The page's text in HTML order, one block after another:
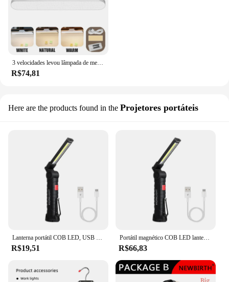
R$74,81
Here are the products found in the Projetores portáteis
R$19,51
Portátil magnético COB LED lanterna, lanterna dobrável com gancho, USB recarregável, luz de trabalho, reparo de emergência, camping
R$66,83